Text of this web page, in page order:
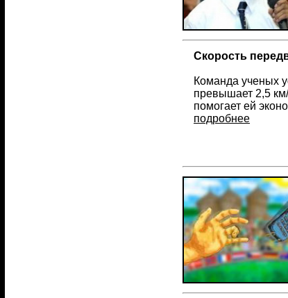
Скорость
Команда ученых
превышает 2,5
помогает ей
подробнее